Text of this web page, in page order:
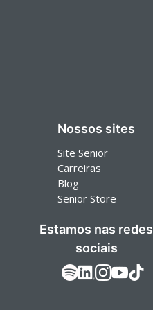
Nossos sites
Site Senior
Carreiras
Blog
Senior Store
Estamos nas redes
sociais